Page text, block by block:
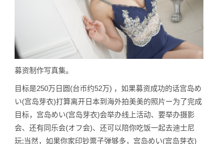
募资制作写真集。
目标是250万日圆(台币约52万) ，如果募资成功的话宫岛め
い(宫岛芽衣)打算离开日本到海外拍美美的照片ー为了完成
目标，宫岛めい(宫岛芽衣)会举办线上活动、要举办摄影
会、还有同乐会(オフ会)、还可以陪你吃饭一起去迪士尼
玩;当然，如果你家印钞票子弹够多，宫岛めい(宫岛芽衣)